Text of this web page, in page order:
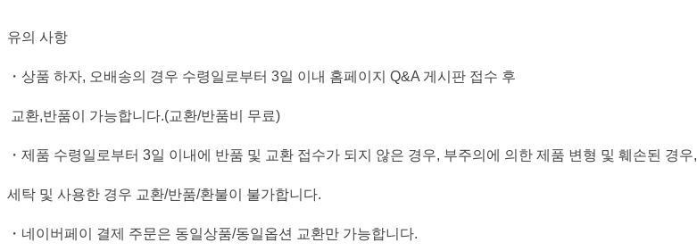
유의 사항
・상품 하자, 오배송의 경우 수령일로부터 3일 이내 홈페이지 Q&A 게시판 접수 후
교환,반품이 가능합니다.(교환/반품비 무료)
・제품 수령일로부터 3일 이내에 반품 및 교환 접수가 되지 않은 경우, 부주의에 의한 제품 변형 및 훼손된 경우,
세탁 및 사용한 경우 교환/반품/환불이 불가합니다.
・네이버페이 결제 주문은 동일상품/동일옵션 교환만 가능합니다.